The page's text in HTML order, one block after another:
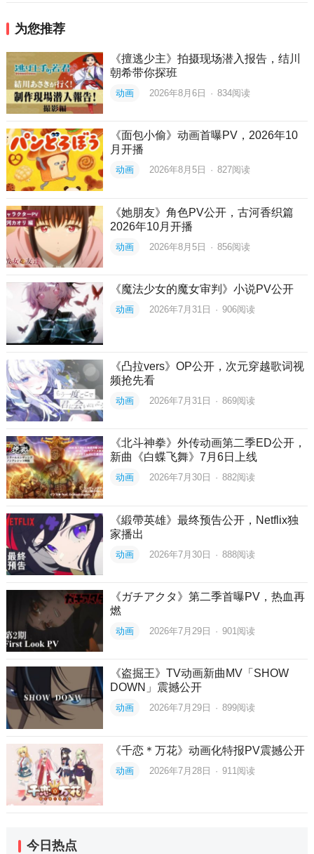
为您推荐
《擅逃少主》拍摄现场潜入报告，结川
朝希带你探班
动画 2026年8月6日 · 834阅读
《面包小偷》动画首曝PV，2026年10
月开播
动画 2026年8月5日 · 827阅读
《她朋友》角色PV公开，古河香织篇
2026年10月开播
动画 2026年8月5日 · 856阅读
《魔法少女的魔女审判》小说PV公开
动画 2026年7月31日 · 906阅读
《凸拉vers》OP公开，次元穿越歌词视
频抢先看
动画 2026年7月31日 · 869阅读
《北斗神拳》外传动画第二季ED公开，
新曲《白蝶飞舞》7月6日上线
动画 2026年7月30日 · 882阅读
《緞帶英雄》最终预告公开，Netflix独
家播出
动画 2026年7月30日 · 888阅读
《ガチアクタ》第二季首曝PV，热血再
燃
动画 2026年7月29日 · 901 阅读
《盗掘王》TV动画新曲MV「SHOW
DOWN」震撼公开
动画 2026年7月29日 · 899阅读
《千恋＊万花》动画化特报PV震撼公开
动画 2026年7月28日 · 911 阅读
今日热点